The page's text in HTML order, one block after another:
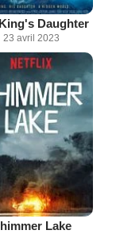
Daughter
23 avril 2023
Lake